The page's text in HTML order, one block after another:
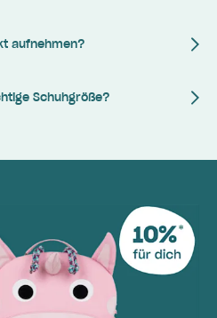
aufnehmen?
Schuhgröße?